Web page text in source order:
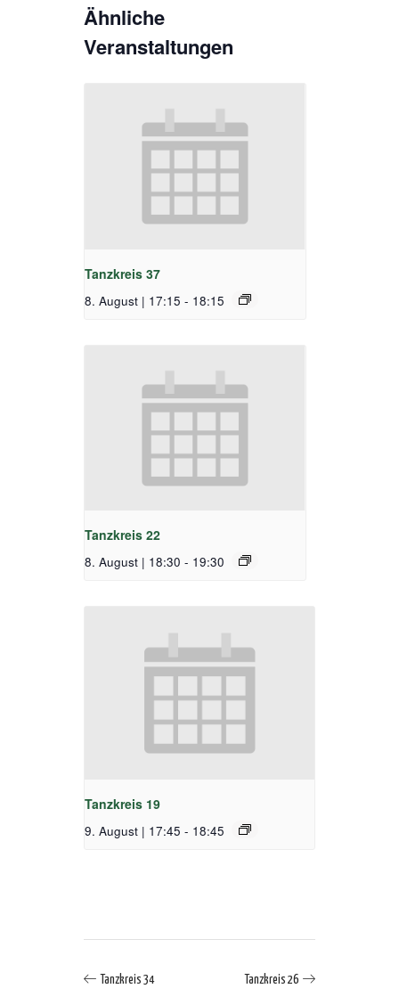
Ähnliche
Veranstaltungen
Tanzkreis 37
8. August | 17:15 - 18:15
Tanzkreis 22
8. August | 18:30 - 19:30
Tanzkreis 19
9. August | 17:45 - 18:45
Tanzkreis 34 Tanzkreis 26